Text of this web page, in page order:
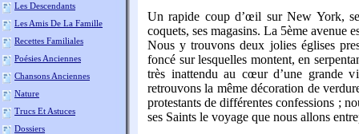
Les Descendants
Les Amis De La Famille
Recettes Familiales
Poésies Anciennes
Chansons Anciennes
Nature
Trucs Et Astuces
Dossiers
Un rapide coup d’œil sur New York,
coquets, ses magasins. La 5ème avenue
Nous y trouvons deux jolies églises
foncé sur lesquelles montent, en
très inattendu au cœur d’une grande
retrouvons la même décoration de
protestants de différentes confessions ;
ses Saints le voyage que nous allons